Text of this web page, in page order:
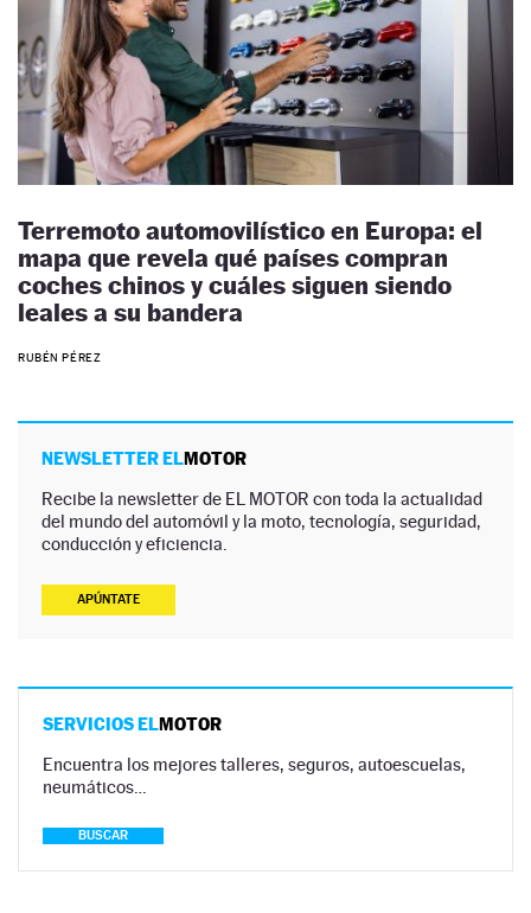
Terremoto automovilístico en Europa: el
mapa que revela qué países compran
coches chinos y cuáles siguen siendo
leales a su bandera
RUBÉN PÉREZ
NEWSLETTER ELMOTOR
Recibe la newsletter de EL MOTOR con toda la actualidad
del mundo del automóvil y la moto, tecnología, seguridad,
conducción y eficiencia.
APÚNTATE
SERVICIOS ELMOTOR
Encuentra los mejores talleres, seguros, autoescuelas,
neumáticos…
BUSCAR